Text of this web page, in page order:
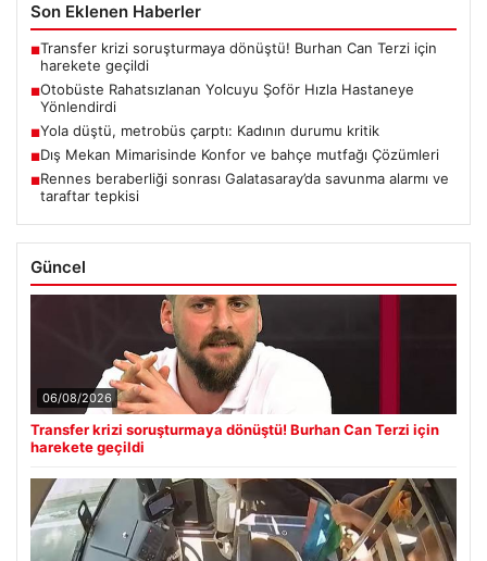
Son Eklenen Haberler
■Transfer krizi soruşturmaya dönüştü! Burhan Can Terzi için
harekete geçildi
■Otobüste Rahatsızlanan Yolcuyu Şoför Hızla Hastaneye
Yönlendirdi
■Yola düştü, metrobüs çarptı: Kadının durumu kritik
■Dış Mekan Mimarisinde Konfor ve bahçe mutfağı Çözümleri
■Rennes beraberliği sonrası Galatasaray’da savunma alarmı ve
taraftar tepkisi
Güncel
06/08/2026
Transfer krizi soruşturmaya dönüştü! Burhan Can Terzi için
harekete geçildi